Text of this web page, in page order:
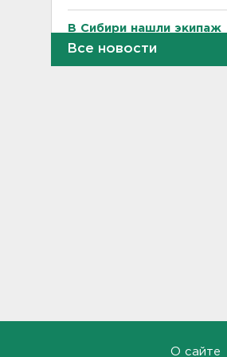
В Сибири нашли экипаж
самолета из Ленобласти.
Судно пропало два дня
назад
Все новости
О сайте